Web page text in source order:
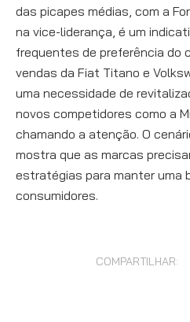
das picapes médias, com a
na vice-liderança, é um
frequentes de preferência do
vendas da Fiat Titano e
uma necessidade de
novos competidores como a
chamando a atenção. O
mostra que as marcas
estratégias para manter uma
consumidores.
COMPARTILHAR: